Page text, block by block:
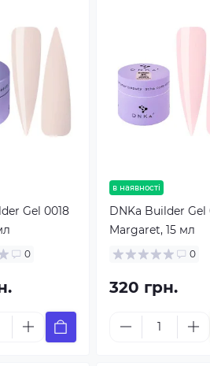
Gel 0018
0
в наявності
DNKa Builder Gel
Margaret, 15 мл
0
320 грн.